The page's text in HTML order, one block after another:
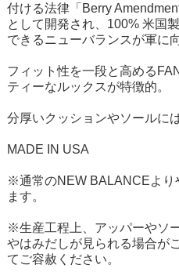
付ける法律「Berry
として開発され、100% 米国
できるニューバランスが軍に
フィット性を一段と高める
ティーなルックスが特徴的。
分厚いクッションやソールに
MADE IN USA
※通常のNEW BALANCEより
ます。
※生産工程上、アッパーやソ
やはみだしが見られる場合が
てご容赦ください。